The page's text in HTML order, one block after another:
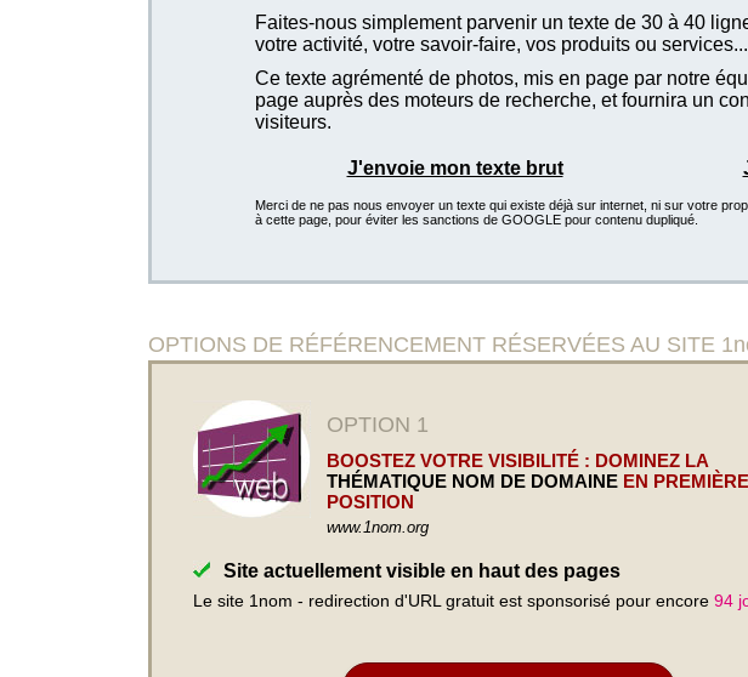
Faites-nous simplement parvenir un texte de 30 à 40
votre activité, votre savoir-faire, vos produits ou services...
Ce texte agrémenté de photos, mis en page par notre
page auprès des moteurs de recherche, et fournira un
visiteurs.
J'envoie mon texte brut
Merci de ne pas nous envoyer un texte qui existe déjà sur internet, ni sur votre
à cette page, pour éviter les sanctions de GOOGLE pour contenu dupliqué.
OPTIONS DE RÉFÉRENCEMENT RÉSERVÉES AU SITE
OPTION 1
BOOSTEZ VOTRE VISIBILITÉ : DOMINEZ LA
THÉMATIQUE NOM DE DOMAINE EN PREMIÈRE
POSITION
www.1nom.org
Site actuellement visible en haut des pages
Le site 1nom - redirection d'URL gratuit est sponsorisé pour encore 94